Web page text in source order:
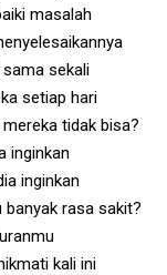
masalah
sekali
setiap hari
tidak bisa?
inginkan
inginkan
banyak rasa sakit?
kali ini